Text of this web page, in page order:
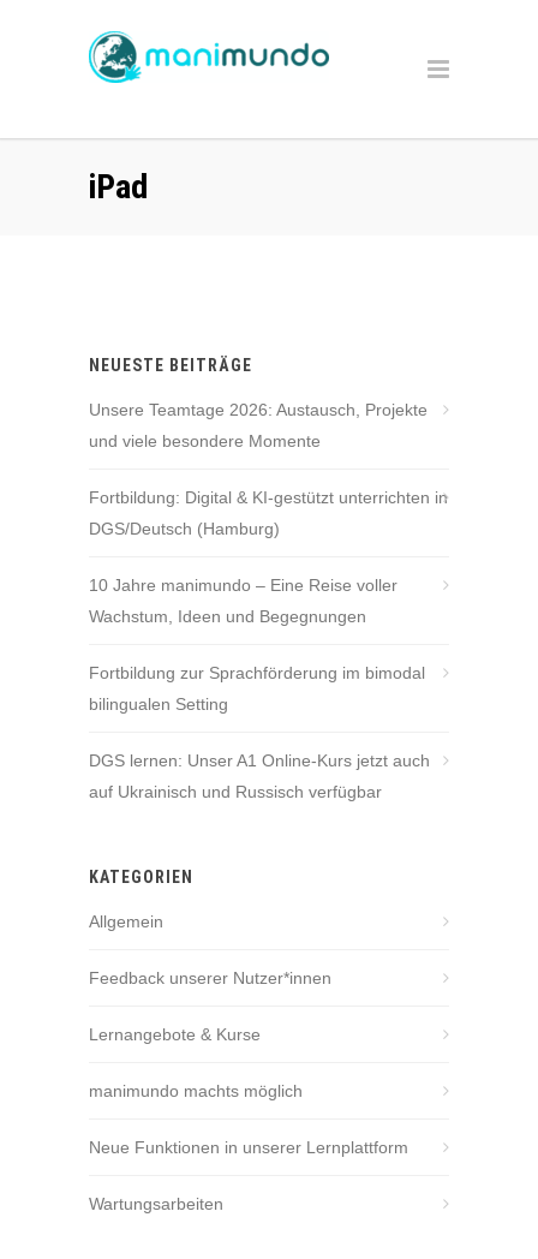
iPad
NEUESTE BEITRÄGE
Unsere Teamtage 2026: Austausch, Projekte
und viele besondere Momente
Fortbildung: Digital & KI-gestützt unterrichten in
DGS/Deutsch (Hamburg)
10 Jahre manimundo – Eine Reise voller
Wachstum, Ideen und Begegnungen
Fortbildung zur Sprachförderung im bimodal
bilingualen Setting
DGS lernen: Unser A1 Online-Kurs jetzt auch
auf Ukrainisch und Russisch verfügbar
KATEGORIEN
Allgemein
Feedback unserer Nutzer*innen
Lernangebote & Kurse
manimundo machts möglich
Neue Funktionen in unserer Lernplattform
Wartungsarbeiten